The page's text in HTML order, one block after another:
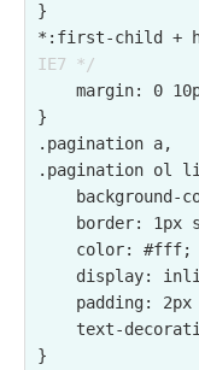
}
*:first-child +
IE7 */
}
.pagination a,
.pagination ol
}